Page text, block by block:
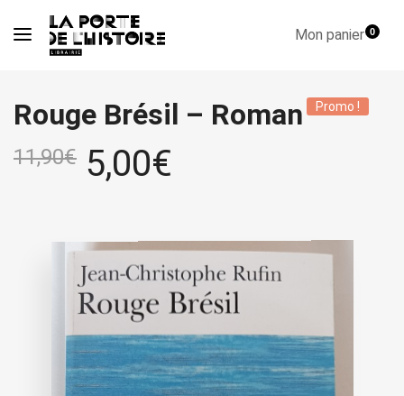
Mon panier0
Rouge Brésil – Roman Promo !
11,90€ 5,00€